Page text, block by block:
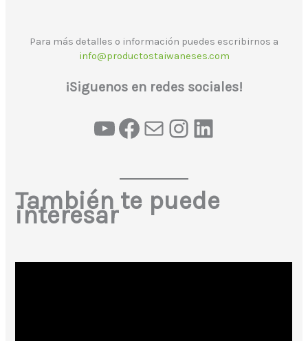
Para más detalles o información puedes escribirnos a
info@productostaiwaneses.com
¡Siguenos en redes sociales!
También te puede
interesar